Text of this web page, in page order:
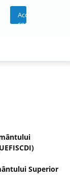
Acces
cont
Superior